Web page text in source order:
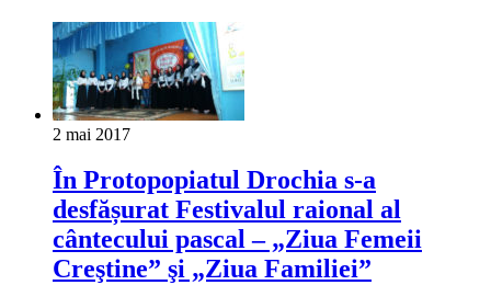
2 mai 2017
În Protopopiatul Drochia s-a
desfășurat Festivalul raional al
cântecului pascal – „Ziua Femeii
Creştine” şi „Ziua Familiei”